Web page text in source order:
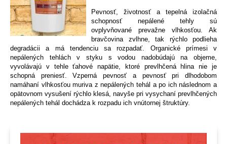
Pevnosť, životnosť a tepelná izolačná
schopnosť nepálené tehly sú
ovplyvňované prevažne vlhkosťou. Ak
bravčovina zvlhne, tak rýchlo podlieha
degradácii a má tendenciu sa rozpadať. Organické prímesi v
nepálených tehlách v styku s vodou nadobúdajú na objeme,
vyvolávajú v tehle ťahové napätie, ktoré prevlhčená hlina nie je
schopná preniesť. Vzperná pevnosť a pevnosť pri dlhodobom
namáhaní vlhkosťou muriva z nepálených tehál a po ich následnom a
opätovnom vysušení rýchlo klesá, navyše pri vysychaní prevlhčených
nepálených tehál dochádza k rozpadu ich vnútornej štruktúry.